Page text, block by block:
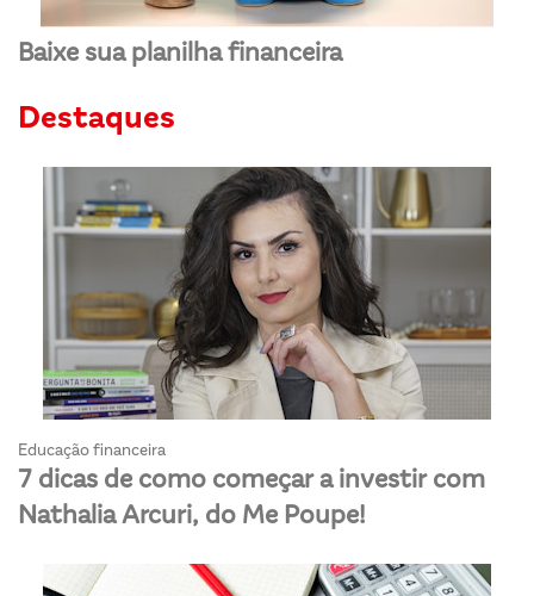
Baixe sua planilha financeira
Destaques
Educação financeira
7 dicas de como começar a investir com
Nathalia Arcuri, do Me Poupe!